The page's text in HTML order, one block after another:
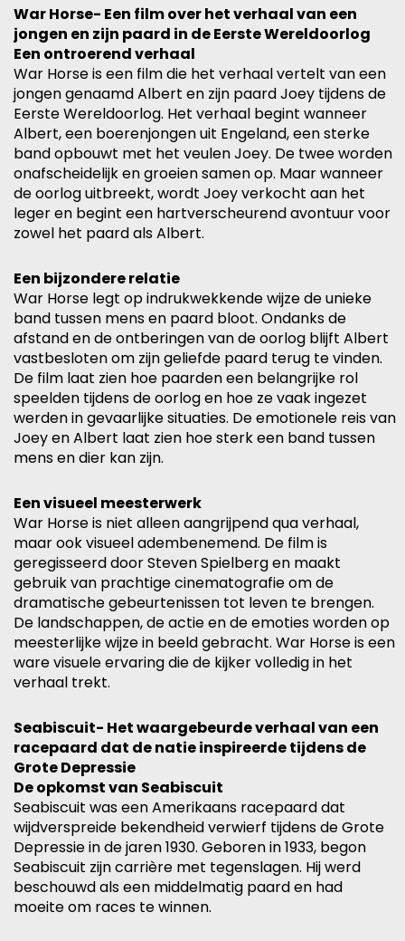
War Horse- Een film over het verhaal van een
jongen en zijn paard in de Eerste Wereldoorlog
Een ontroerend verhaal
War Horse is een film die het verhaal vertelt van een
jongen genaamd Albert en zijn paard Joey tijdens de
Eerste Wereldoorlog. Het verhaal begint wanneer
Albert, een boerenjongen uit Engeland, een sterke
band opbouwt met het veulen Joey. De twee worden
onafscheidelijk en groeien samen op. Maar wanneer
de oorlog uitbreekt, wordt Joey verkocht aan het
leger en begint een hartverscheurend avontuur voor
zowel het paard als Albert.
Een bijzondere relatie
War Horse legt op indrukwekkende wijze de unieke
band tussen mens en paard bloot. Ondanks de
afstand en de ontberingen van de oorlog blijft Albert
vastbesloten om zijn geliefde paard terug te vinden.
De film laat zien hoe paarden een belangrijke rol
speelden tijdens de oorlog en hoe ze vaak ingezet
werden in gevaarlijke situaties. De emotionele reis van
Joey en Albert laat zien hoe sterk een band tussen
mens en dier kan zijn.
Een visueel meesterwerk
War Horse is niet alleen aangrijpend qua verhaal,
maar ook visueel adembenemend. De film is
geregisseerd door Steven Spielberg en maakt
gebruik van prachtige cinematografie om de
dramatische gebeurtenissen tot leven te brengen.
De landschappen, de actie en de emoties worden op
meesterlijke wijze in beeld gebracht. War Horse is een
ware visuele ervaring die de kijker volledig in het
verhaal trekt.
Seabiscuit- Het waargebeurde verhaal van een
racepaard dat de natie inspireerde tijdens de
Grote Depressie
De opkomst van Seabiscuit
Seabiscuit was een Amerikaans racepaard dat
wijdverspreide bekendheid verwierf tijdens de Grote
Depressie in de jaren 1930. Geboren in 1933, begon
Seabiscuit zijn carrière met tegenslagen. Hij werd
beschouwd als een middelmatig paard en had
moeite om races te winnen.